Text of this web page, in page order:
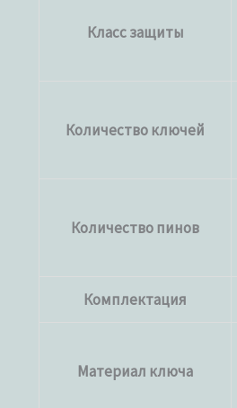
Класс защиты
Количество ключей
Количество пинов
Комплектация
Материал ключа